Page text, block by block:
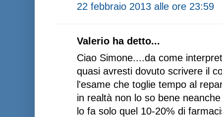
22 febbraio 2013 alle ore 23:59
Valerio ha detto...
Ciao Simone....da come
quasi avresti dovuto scrivere il
l'esame che toglie tempo al
in realtà non lo so bene
lo fa solo quel 10-20% di